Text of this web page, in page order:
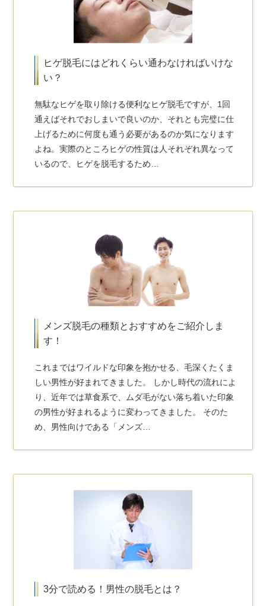
ヒゲ脱毛にはどれくらい通わなければいけな
い？
無駄なヒゲを取り除ける便利なヒゲ脱毛ですが、1回
通えばそれでおしまいで良いのか、それとも完璧に仕
上げるために何度も通う必要があるのか気になります
よね。実際のところヒゲの性質は人それぞれ異なって
いるので、ヒゲを脱毛するため…
メンズ脱毛の種類とおすすめをご紹介しま
す！
これまではワイルドな印象を抱かせる、毛深くたくま
しい男性が好まれてきました。 しかし時代の流れによ
り、近年では草食系で、ムダ毛がない落ち着いた印象
の男性が好まれるように変わってきました。 そのた
め、男性向けである「メンズ…
3分で読める！男性の脱毛とは？